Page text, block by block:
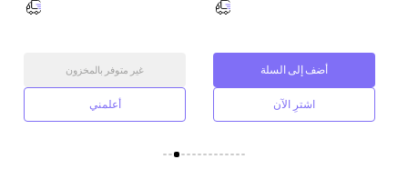
غير متوفر بالمخزون
أعلمني
أضف إلى السلة
اشترِ الآن